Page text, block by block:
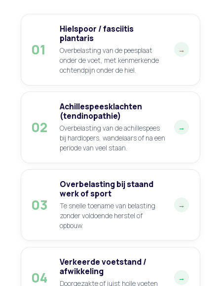
01
Hielspoor / fasciitis
plantaris
Overbelasting van de peesplaat
onder de voet, met kenmerkende
ochtendpijn onder de hiel.
→
02
Achillespeesklachten
(tendinopathie)
Overbelasting van de achillespees
bij hardlopers, wandelaars of na een
periode van veel staan.
→
03
Overbelasting bij staand
werk of sport
Te snelle toename van belasting
zonder voldoende herstel of
opbouw.
→
04
Verkeerde voetstand /
afwikkeling
Doorgezakte of juist holle voeten
→